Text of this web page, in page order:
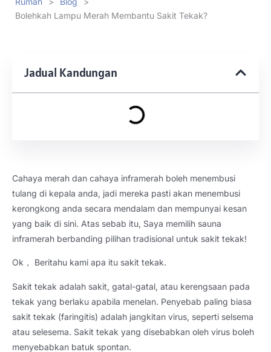
Bolehkah Lampu Merah Membantu Sakit Tekak?
Jadual Kandungan
Cahaya merah dan cahaya inframerah boleh menembusi
tulang di kepala anda, jadi mereka pasti akan menembusi
kerongkong anda secara mendalam dan mempunyai kesan
yang baik di sini. Atas sebab itu, Saya memilih sauna
inframerah berbanding pilihan tradisional untuk sakit tekak!
Ok， Beritahu kami apa itu sakit tekak.
Sakit tekak adalah sakit, gatal-gatal, atau kerengsaan pada
tekak yang berlaku apabila menelan. Penyebab paling biasa
sakit tekak (faringitis) adalah jangkitan virus, seperti selsema
atau selesema. Sakit tekak yang disebabkan oleh virus boleh
menyebabkan batuk spontan.